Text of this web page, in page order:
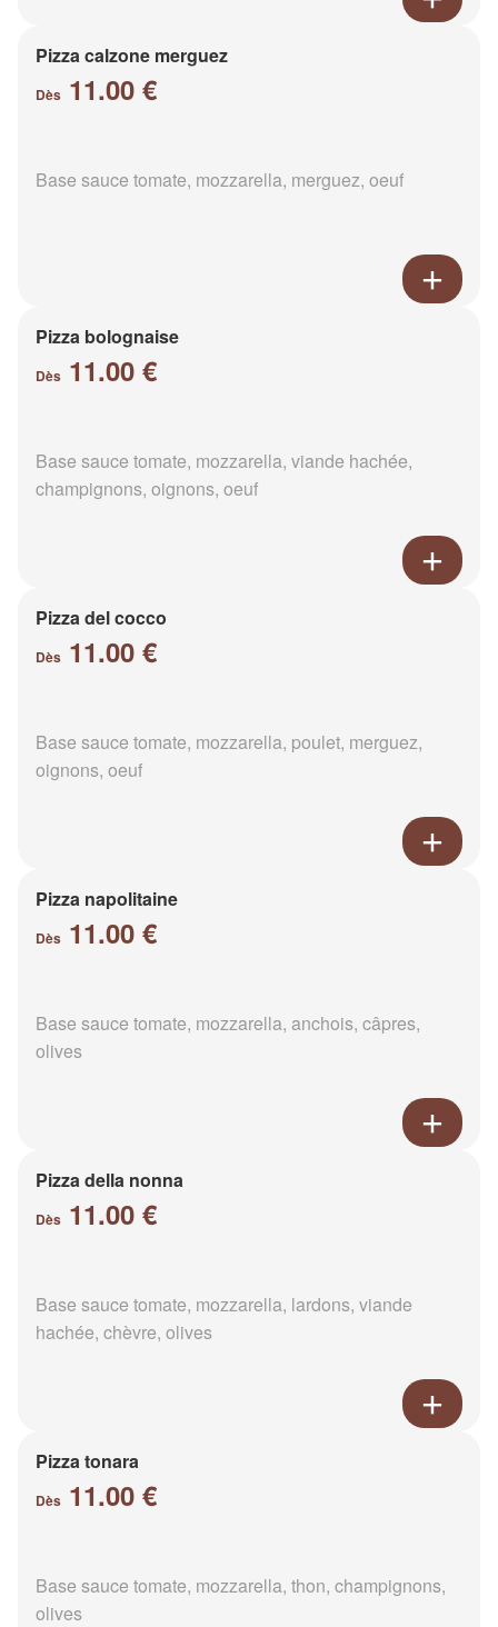
Pizza calzone merguez
Dès 11.00 €
Base sauce tomate, mozzarella, merguez, oeuf
Pizza bolognaise
Dès 11.00 €
Base sauce tomate, mozzarella, viande hachée,
champignons, oignons, oeuf
Pizza del cocco
Dès 11.00 €
Base sauce tomate, mozzarella, poulet, merguez,
oignons, oeuf
Pizza napolitaine
Dès 11.00 €
Base sauce tomate, mozzarella, anchois, câpres,
olives
Pizza della nonna
Dès 11.00 €
Base sauce tomate, mozzarella, lardons, viande
hachée, chèvre, olives
Pizza tonara
Dès 11.00 €
Base sauce tomate, mozzarella, thon, champignons,
olives